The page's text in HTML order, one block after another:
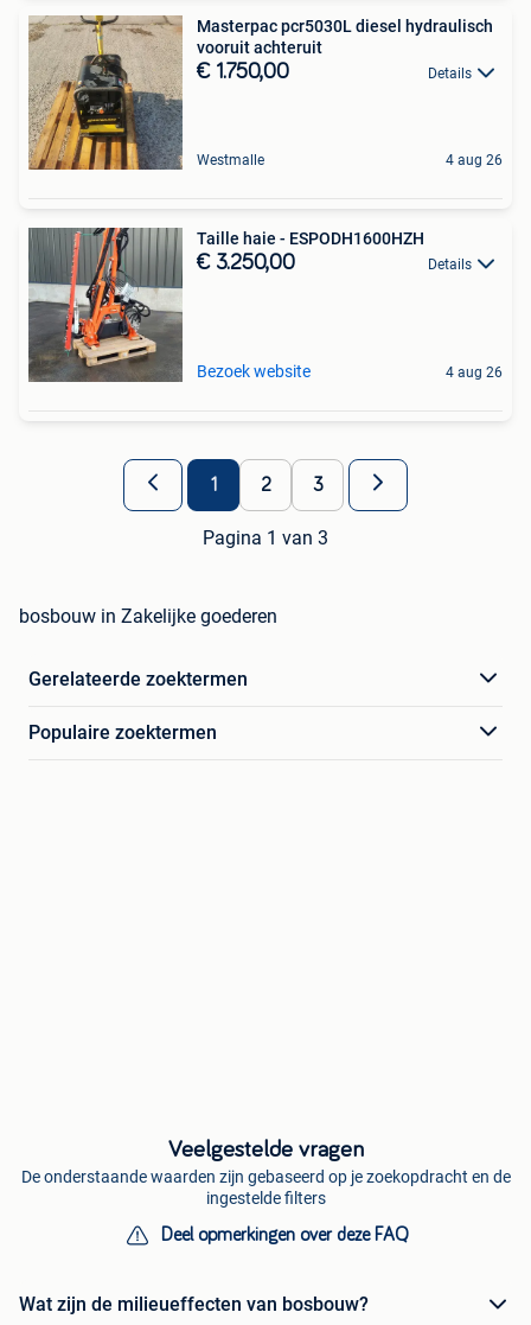
Masterpac pcr5030L diesel hydraulisch
vooruit achteruit
€ 1.750,00 Details
Westmalle 4 aug 26
Taille haie - ESPODH1600HZH
€ 3.250,00 Details
Bezoek website 4 aug 26
1 2 3
Pagina 1 van 3
bosbouw in Zakelijke goederen
Gerelateerde zoektermen
Populaire zoektermen
Veelgestelde vragen
De onderstaande waarden zijn gebaseerd op je zoekopdracht en de
ingestelde filters
Deel opmerkingen over deze FAQ
Wat zijn de milieueffecten van bosbouw?